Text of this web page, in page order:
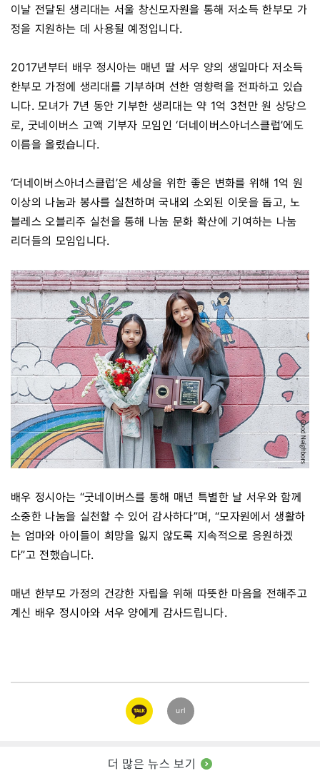
이날 전달된 생리대는 서울 창신모자원을 통해 저소득 한부모 가
정을 지원하는 데 사용될 예정입니다.
2017년부터 배우 정시아는 매년 딸 서우 양의 생일마다 저소득
한부모 가정에 생리대를 기부하며 선한 영향력을 전파하고 있습
니다. 모녀가 7년 동안 기부한 생리대는 약 1억 3천만 원 상당으
로, 굿네이버스 고액 기부자 모임인 ‘더네이버스아너스클럽’에도
이름을 올렸습니다.
‘더네이버스아너스클럽’은 세상을 위한 좋은 변화를 위해 1억 원
이상의 나눔과 봉사를 실천하며 국내외 소외된 이웃을 돕고, 노
블레스 오블리주 실천을 통해 나눔 문화 확산에 기여하는 나눔
리더들의 모임입니다.
배우 정시아는 “굿네이버스를 통해 매년 특별한 날 서우와 함께
소중한 나눔을 실천할 수 있어 감사하다”며, “모자원에서 생활하
는 엄마와 아이들이 희망을 잃지 않도록 지속적으로 응원하겠
다”고 전했습니다.
매년 한부모 가정의 건강한 자립을 위해 따뜻한 마음을 전해주고
계신 배우 정시아와 서우 양에게 감사드립니다.
카카오
링크
url
더 많은 뉴스 보기